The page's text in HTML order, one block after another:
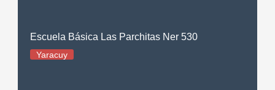
Escuela Básica Las Parchitas Ner 530
Yaracuy